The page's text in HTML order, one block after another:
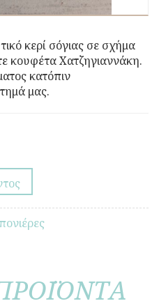
κερί σόγιας σε σχήμα
κουφέτα Χατζηγιαννάκη.
κατόπιν
μας.